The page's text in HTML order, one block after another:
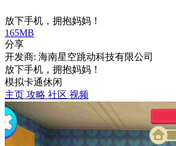
放下手机，拥抱妈妈！
165MB
分享
开发商: 海南星空跳动科技有限公司
放下手机，拥抱妈妈！
模拟卡通休闲
主页 攻略 社区 视频